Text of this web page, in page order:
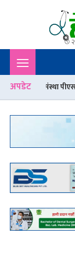
Nepali Health
A Complete
Sex, Beauty,
अपडेट
पीएसआरएनद्धारा